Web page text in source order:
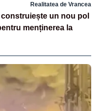
Realitatea de Vrancea
un nou pol
menținerea la